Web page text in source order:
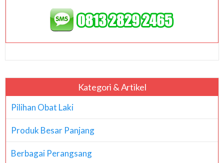
Kategori & Artikel
Pilihan Obat Laki
Produk Besar Panjang
Berbagai Perangsang